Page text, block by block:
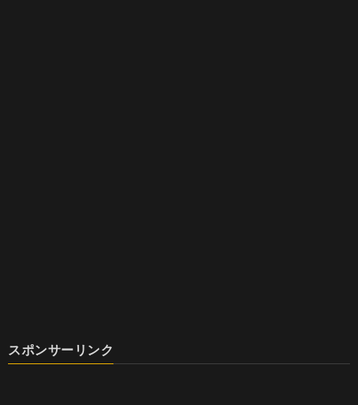
スポンサーリンク